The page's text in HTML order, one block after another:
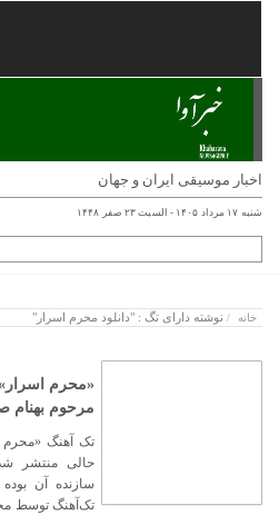
اخبار موسیقی ایران و جهان
شنبه ۱۷ مرداد ۱۴۰۵ - السبت ۲۳ صفر ۱۴۴۸
خانه /نوشته دارای تگ : "دانلود محرم اسرار"
«محرم اسرار»
مرحوم بهنام
تک آهنگ «محرم
حالی منتشر شد
سازنده آن بوده
تک‌آهنگ توسط